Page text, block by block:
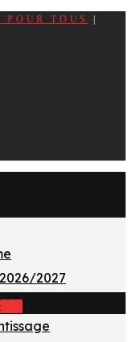
POUR TOUS
2027